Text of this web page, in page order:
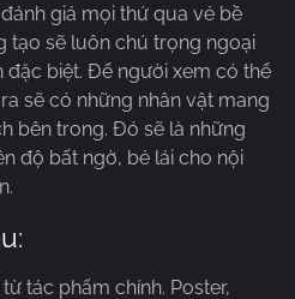
giá mọi thứ qua vẻ bề
tạo sẽ luôn chú trọng ngoại
đặc biệt. Để người xem có thể
sẽ có những nhân vật mang
bên trong. Đó sẽ là những
độ bất ngờ, bẻ lái cho nội
tác phẩm chính. Poster,